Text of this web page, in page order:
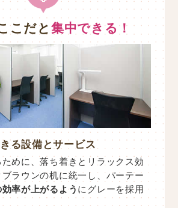
こだと 集中できる！
る設備とサービス
めに、落ち着きとリラックス効
ラウンの机に統一し、パーテー
率が上がるようにグレーを採用